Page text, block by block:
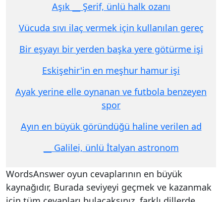
Aşık __ Şerif, ünlü halk ozanı
Vücuda sıvı ilaç vermek için kullanılan gereç
Bir eşyayı bir yerden başka yere götürme işi
Eskişehir'in en meşhur hamur işi
Ayak yerine elle oynanan ve futbola benzeyen
spor
Ayın en büyük göründüğü haline verilen ad
__ Galilei, ünlü İtalyan astronom
WordsAnswer oyun cevaplarının en büyük
kaynağıdır, Burada seviyeyi geçmek ve kazanmak